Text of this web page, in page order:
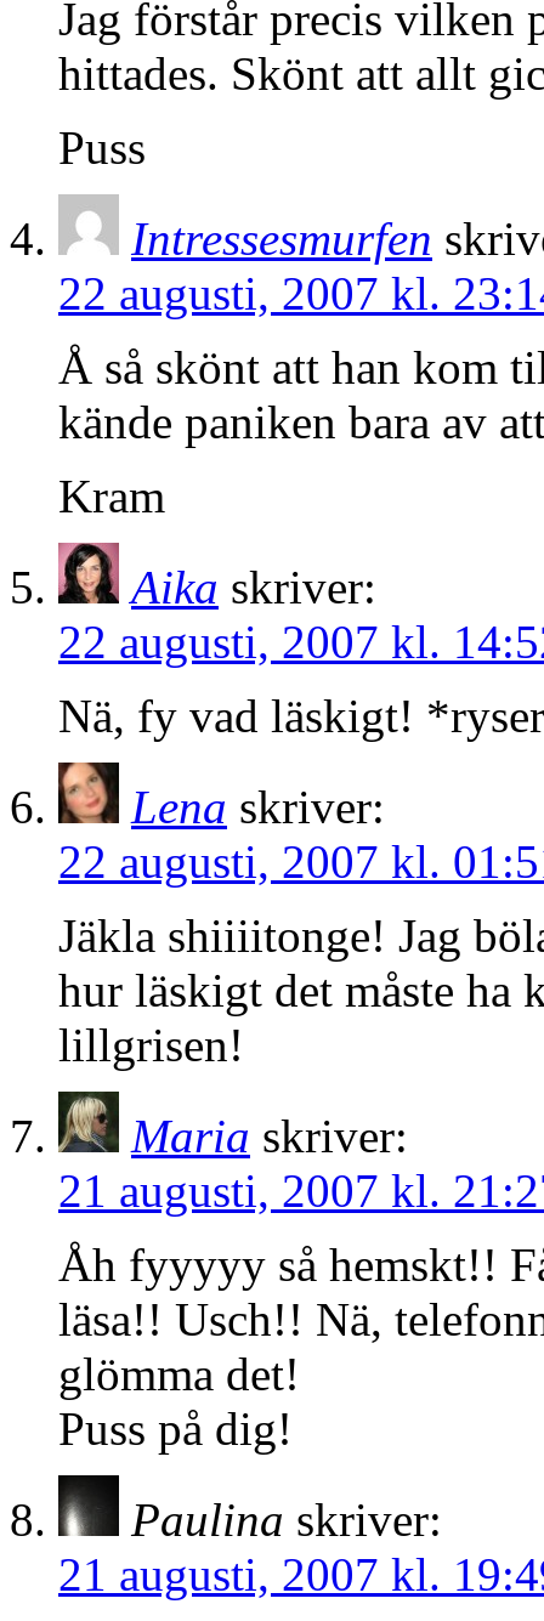
Jag förstår precis vilken
hittades. Skönt att allt
Puss
Intressesmurfen
22 augusti, 2007 kl.
Å så skönt att han kom
kände paniken bara av
Kram
Aika skriver:
22 augusti, 2007 kl.
Nä, fy vad läskigt!
Lena skriver:
22 augusti, 2007 kl.
Jäkla shiiiitonge! Jag
hur läskigt det måste ha
lillgrisen!
Maria skriver:
21 augusti, 2007 kl.
Åh fyyyyy så hemskt!!
läsa!! Usch!! Nä,
glömma det!
Puss på dig!
Paulina skriver:
21 augusti, 2007 kl.